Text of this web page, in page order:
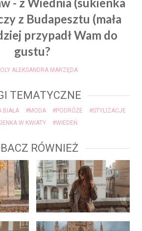
z Budapesztu (mała
przypadł Wam do
gustu?
ALEKSANDRA MARZĘDA
TEMATYCZNE
BIAŁA #MODA #PODRÓŻE
#STYLIZACJE
W KWIATY
#WIEDEŃ
RÓWNIEŻ